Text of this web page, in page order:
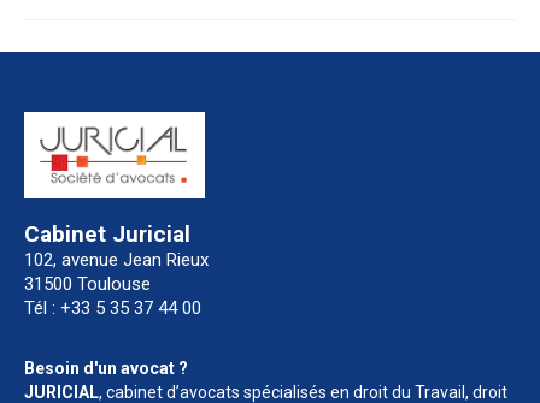
Formations Droit fiscal
Formations Marchés publics
Actualités
Honoraires
Contact
Cabinet Juricial
102, avenue Jean Rieux
31500 Toulouse
Tél : +33 5 35 37 44 00
Besoin d'un avocat ?
JURICIAL, cabinet d’avocats spécialisés en droit du Travail, droit